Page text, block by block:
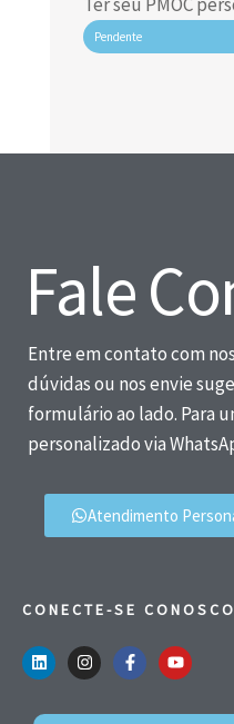
Pendente
Fale
Entre em contato com
dúvidas ou nos envie
formulário ao lado. Para
personalizado via
Atendimento
CONECTE-SE CONOSCO